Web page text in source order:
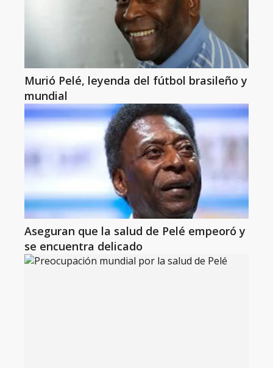
Murió Pelé, leyenda del fútbol brasileño y
mundial
Aseguran que la salud de Pelé empeoró y
se encuentra delicado